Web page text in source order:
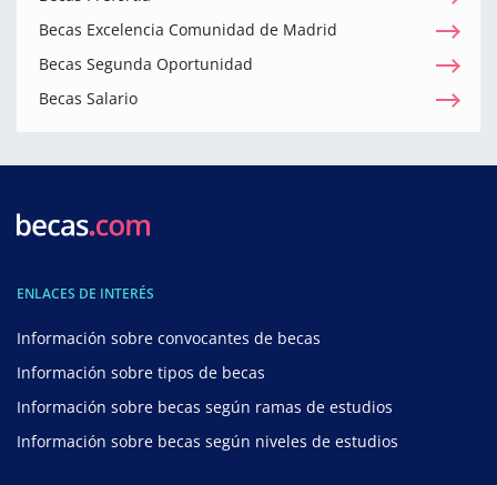
Becas Excelencia Comunidad de Madrid
Becas Segunda Oportunidad
Becas Salario
ENLACES DE INTERÉS
Información sobre convocantes de becas
Información sobre tipos de becas
Información sobre becas según ramas de estudios
Información sobre becas según niveles de estudios